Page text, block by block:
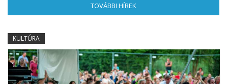
TOVÁBBI HÍREK
KULTÚRA